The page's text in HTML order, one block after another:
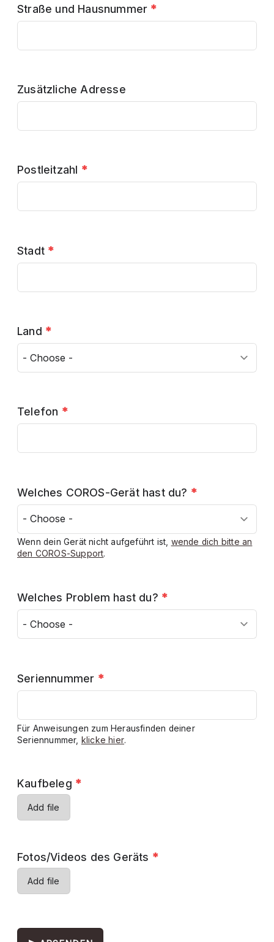
Straße und Hausnummer *
Zusätzliche Adresse
Postleitzahl *
Stadt *
Land *
Telefon *
Welches COROS-Gerät hast du? *
Wenn dein Gerät nicht aufgeführt ist, wende dich bitte an
den COROS-Support.
Welches Problem hast du? *
Seriennummer *
Für Anweisungen zum Herausfinden deiner
Seriennummer, klicke hier.
Kaufbeleg *
Add file
Fotos/Videos des Geräts *
Add file